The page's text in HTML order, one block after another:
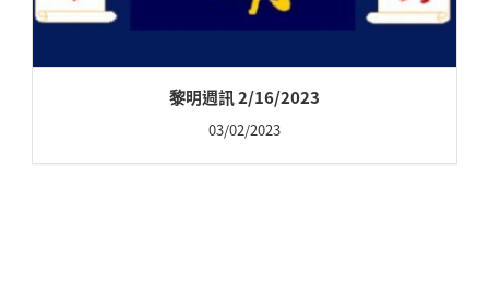
黎明週訊 2/16/2023
03/02/2023